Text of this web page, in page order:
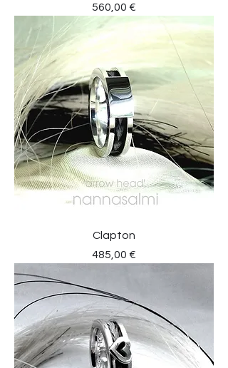
Preis
560,00 €
Clapton
Preis
485,00 €